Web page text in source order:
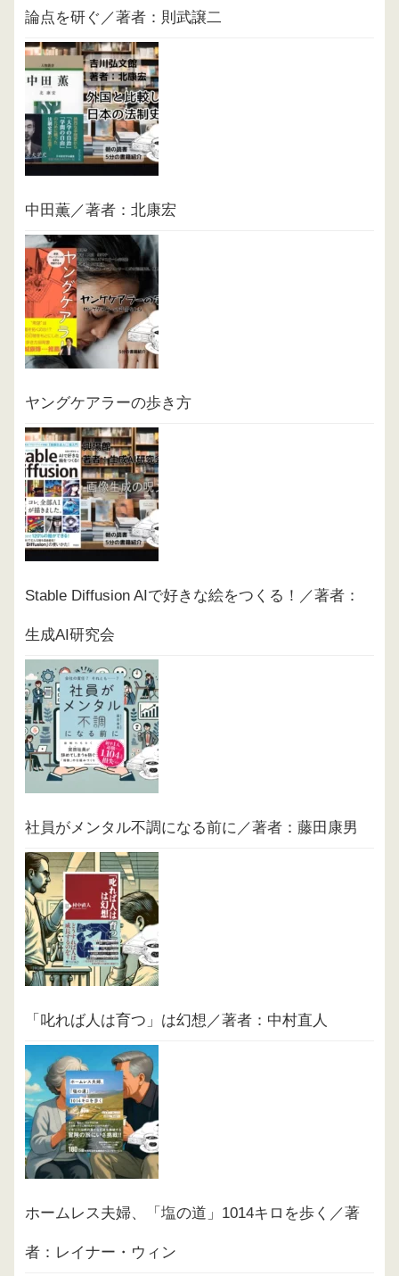
論点を研ぐ／著者：則武譲二
中田薫／著者：北康宏
ヤングケアラーの歩き方
Stable Diffusion AIで好きな絵をつくる！／著者：
生成AI研究会
社員がメンタル不調になる前に／著者：藤田康男
「叱れば人は育つ」は幻想／著者：中村直人
ホームレス夫婦、「塩の道」1014キロを歩く／著
者：レイナー・ウィン